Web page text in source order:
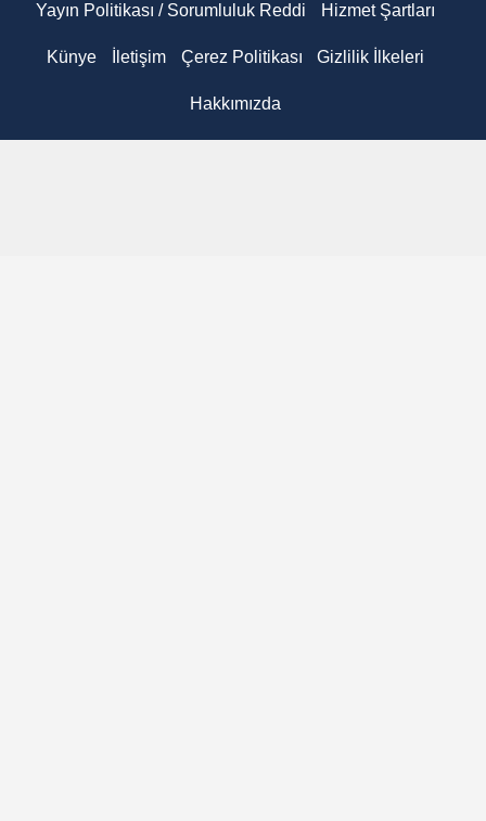
Yayın Politikası / Sorumluluk Reddi Hizmet Şartları
Künye İletişim Çerez Politikası Gizlilik İlkeleri
Hakkımızda